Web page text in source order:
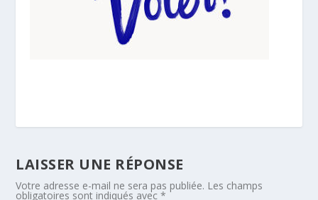
LAISSER UNE RÉPONSE
Votre adresse e-mail ne sera pas publiée. Les champs
obligatoires sont indiqués avec*